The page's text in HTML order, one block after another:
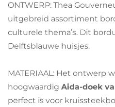
ONTWERP: Thea
uitgebreid assortiment
culturele thema’s. Dit
Delftsblauwe huisjes.
MATERIAAL: Het ontwerp
hoogwaardig Aida-doek
perfect is voor